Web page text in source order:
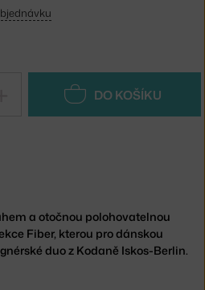
DO KOŠÍKU
a otočnou polohovatelnou
Fiber, kterou pro dánskou
duo z Kodaně Iskos-Berlin.